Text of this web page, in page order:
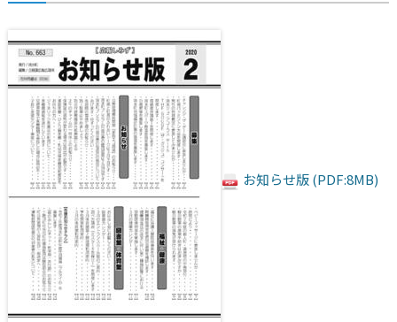
お知らせ版 (PDF:8MB)